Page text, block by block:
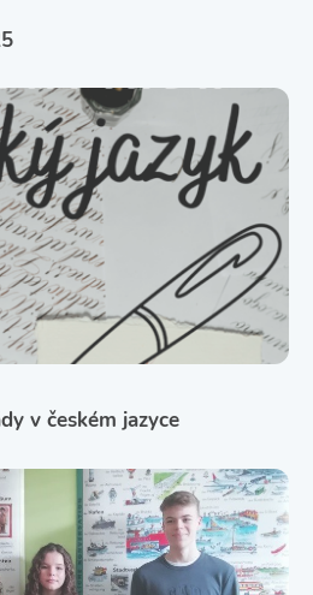
v českém jazyce